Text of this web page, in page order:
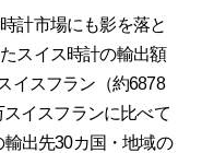
計市場にも影を落と
スイス時計の輸出額
イスフラン（約6878
イスフランに比べて
出先30カ国・地域の